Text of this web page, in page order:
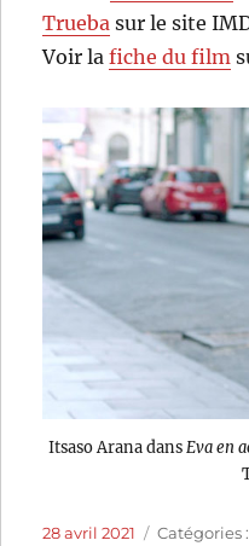
Trueba sur le site
Voir lafiche du film
Itsaso Arana dans Eva en
Publié
28 avril 2021 Catégories
Catégories